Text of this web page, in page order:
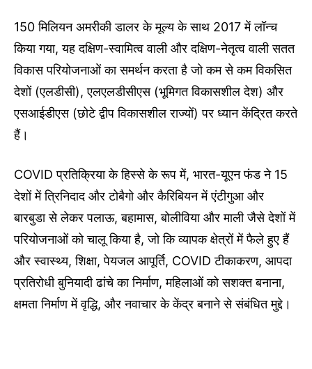
150 मिलियन अमरीकी डालर के मूल्य के साथ 2017 में लॉन्च
किया गया, यह दक्षिण-स्वामित्व वाली और दक्षिण-नेतृत्व वाली सतत
विकास परियोजनाओं का समर्थन करता है जो कम से कम विकसित
देशों (एलडीसी), एलएलडीसीएस (भूमिगत विकासशील देश) और
एसआईडीएस (छोटे द्वीप विकासशील राज्यों) पर ध्यान केंद्रित करते
हैं।
COVID प्रतिक्रिया के हिस्से के रूप में, भारत-यूएन फंड ने 15
देशों में त्रिनिदाद और टोबैगो और कैरिबियन में एंटीगुआ और
बारबुडा से लेकर पलाऊ, बहामास, बोलीविया और माली जैसे देशों में
परियोजनाओं को चालू किया है, जो कि व्यापक क्षेत्रों में फैले हुए हैं
और स्वास्थ्य, शिक्षा, पेयजल आपूर्ति, COVID टीकाकरण, आपदा
प्रतिरोधी बुनियादी ढांचे का निर्माण, महिलाओं को सशक्त बनाना,
क्षमता निर्माण में वृद्धि, और नवाचार के केंद्र बनाने से संबंधित मुद्दे।